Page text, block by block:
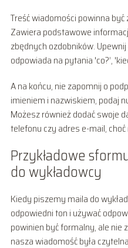
Treść wiadomości powinna być
Zawiera podstawowe
zbędnych ozdobników.
odpowiada na pytania 'co?’,
A na końcu, nie zapomnij o
imieniem i nazwiskiem, podaj
Możesz również dodać swoje
telefonu czy adres e-mail,
Przykładowe
do wykładowcy
Kiedy piszemy maila do
odpowiedni ton i używać
powinien być formalny, ale nie
nasza wiadomość była